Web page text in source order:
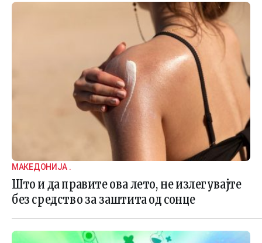
МАКЕДОНИЈА .
Што и да правите ова лето, не излегувајте
без средство за заштита од сонце